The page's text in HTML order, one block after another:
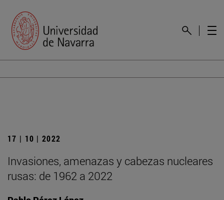
17 | 10 | 2022
Invasiones, amenazas y cabezas nucleares
rusas: de 1962 a 2022